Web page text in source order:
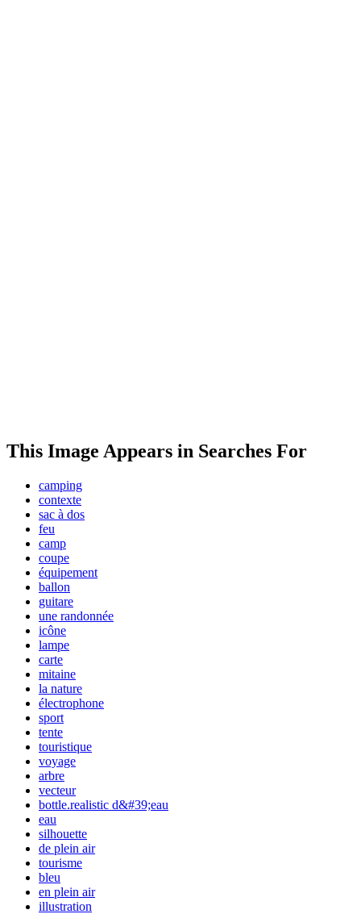
This Image Appears in Searches For
camping
contexte
sac à dos
feu
camp
coupe
équipement
ballon
guitare
une randonnée
icône
lampe
carte
mitaine
la nature
électrophone
sport
tente
touristique
voyage
arbre
vecteur
bottle.realistic d&#39;eau
eau
silhouette
de plein air
tourisme
bleu
en plein air
illustration